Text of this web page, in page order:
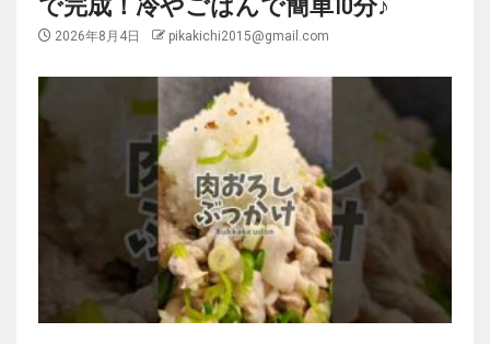
2026年8月4日 pikakichi2015@gmail.com